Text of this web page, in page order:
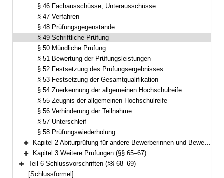
§ 46 Fachausschüsse, Unterausschüsse
§ 47 Verfahren
§ 48 Prüfungsgegenstände
§ 49 Schriftliche Prüfung
§ 50 Mündliche Prüfung
§ 51 Bewertung der Prüfungsleistungen
§ 52 Festsetzung des Prüfungsergebnisses
§ 53 Festsetzung der Gesamtqualifikation
§ 54 Zuerkennung der allgemeinen Hochschulreife
§ 55 Zeugnis der allgemeinen Hochschulreife
§ 56 Verhinderung der Teilnahme
§ 57 Unterschleif
§ 58 Prüfungswiederholung
Bereich erweitern
Kapitel 2 Abiturprüfung für andere Bewerberinnen und Bewerber (§§ 59–64)
Bereich erweitern
Kapitel 3 Weitere Prüfungen (§§ 65–67)
Bereich erweitern
Teil 6 Schlussvorschriften (§§ 68–69)
[Schlussformel]